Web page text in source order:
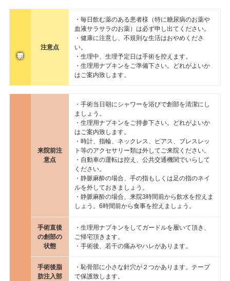
注意点
・毎日飲む薬のある患者様（特に糖尿病のお薬や
血液サラサラのお薬）は必ず申し出てください。
・健康に注意し、不規則な生活はおやめくださ
い。
・生理中、生理予定日は手術を控えます。
・生理用ナプキンをご準備下さい。どれがよいか
はご案内致します。
来院前注
意点
・手術当日朝にシャワーを浴びで創部を清潔にし
ましょう。
・生理用ナプキンをご持参下さい。どれがよいか
はご案内致します。
・時計、指輪、ネックレス、ピアス、ブレスレッ
ト等のアクセサリー類は外してご来院ください。
・自動車の運転は控え、公共交通機関でいらして
ください。
・静脈麻酔の場合、手の指もしくは足の指のネイ
ルを外しておきましょう。
・静脈麻酔の場合、来院3時間前から飲水を控えま
しょう。6時間前から食事を控えましょう。
手術直後
の創部の
状態
・生理用ナプキンをしてガードルを履いて頂き、
ご帰宅頂きます。
・手術後、若干の痛みやハレがあります。
手術後脂
肪注入部
・恥骨部に小さな針穴が２つかあります。テープ
で保護致します。